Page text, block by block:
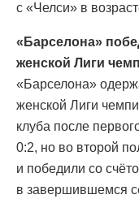
с «Челси» в
«Барселона»
женской Лиги
«Барселона»
женской Лиги
клуба после
0:2, но во второй
и победили со
в завершившемся